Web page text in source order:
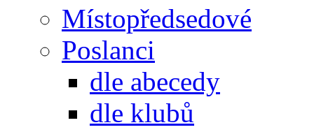
Místopředsedové
Poslanci
dle abecedy
dle klubů